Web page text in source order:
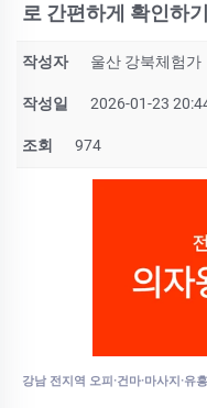
로 간편하게 확인하기
작성자 울산 강북체험가
작성일 2026-01-23
조회 974
강남 전지역 오피·건마·마사지·